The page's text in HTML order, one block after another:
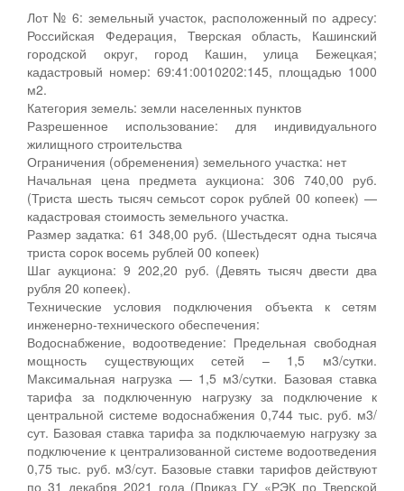
Лот № 6: земельный участок, расположенный по адресу:
Российская Федерация, Тверская область, Кашинский
городской округ, город Кашин, улица Бежецкая;
кадастровый номер: 69:41:0010202:145, площадью 1000
м2.
Категория земель: земли населенных пунктов
Разрешенное использование: для индивидуального
жилищного строительства
Ограничения (обременения) земельного участка: нет
Начальная цена предмета аукциона: 306 740,00 руб.
(Триста шесть тысяч семьсот сорок рублей 00 копеек) —
кадастровая стоимость земельного участка.
Размер задатка: 61 348,00 руб. (Шестьдесят одна тысяча
триста сорок восемь рублей 00 копеек)
Шаг аукциона: 9 202,20 руб. (Девять тысяч двести два
рубля 20 копеек).
Технические условия подключения объекта к сетям
инженерно-технического обеспечения:
Водоснабжение, водоотведение: Предельная свободная
мощность существующих сетей – 1,5 м3/сутки.
Максимальная нагрузка — 1,5 м3/сутки. Базовая ставка
тарифа за подключенную нагрузку за подключение к
центральной системе водоснабжения 0,744 тыс. руб. м3/
сут. Базовая ставка тарифа за подключаемую нагрузку за
подключение к централизованной системе водоотведения
0,75 тыс. руб. м3/сут. Базовые ставки тарифов действуют
по 31 декабря 2021 года (Приказ ГУ «РЭК по Тверской